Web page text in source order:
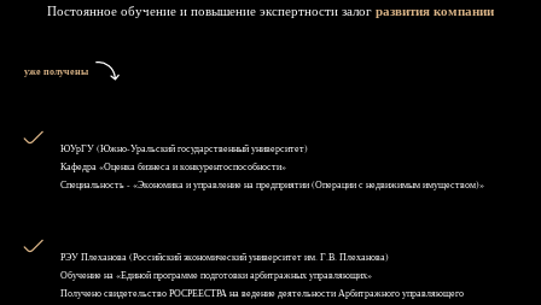
Постоянное обучение и повышение экспертности залог развития компании
уже получены
ЮУрГУ (Южно-Уральский государственный университет)
Кафедра «Оценка бизнеса и конкурентоспособности»
Специальность - «Экономика и управление на предприятии (Операции с недвижимым имуществом)»
РЭУ Плеханова (Российский экономический университет им. Г.В. Плеханова)
Обучение на «Единой программе подготовки арбитражных управляющих»
Получено свидетельство РОСРЕЕСТРА на ведение деятельности Арбитражного управляющего